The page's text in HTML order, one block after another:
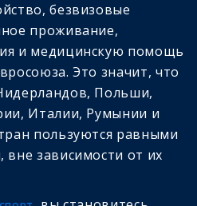
безвизовые
проживание,
и медицинскую помощь
Это значит, что
Польши,
Италии, Румынии и
пользуются равными
зависимости от их